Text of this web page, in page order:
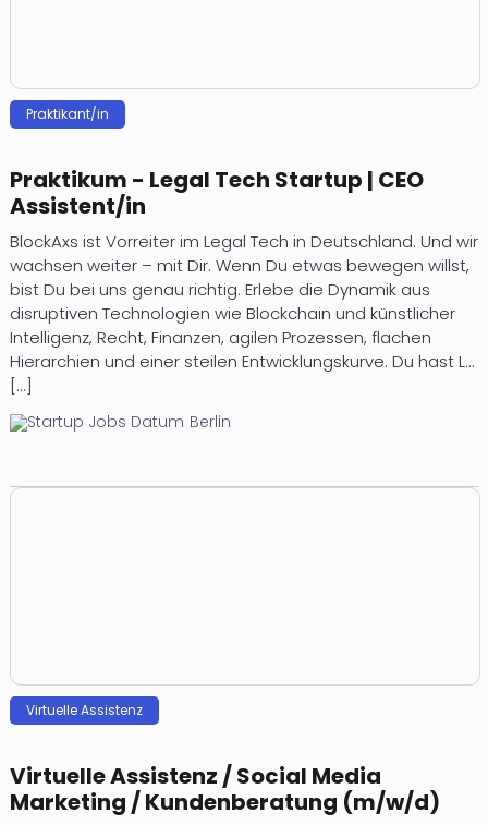
Praktikant/in
Praktikum - Legal Tech Startup | CEO
Assistent/in
BlockAxs ist Vorreiter im Legal Tech in Deutschland. Und wir
wachsen weiter – mit Dir. Wenn Du etwas bewegen willst,
bist Du bei uns genau richtig. Erlebe die Dynamik aus
disruptiven Technologien wie Blockchain und künstlicher
Intelligenz, Recht, Finanzen, agilen Prozessen, flachen
Hierarchien und einer steilen Entwicklungskurve. Du hast L...
[...]
Berlin
Virtuelle Assistenz
Virtuelle Assistenz / Social Media
Marketing / Kundenberatung (m/w/d)